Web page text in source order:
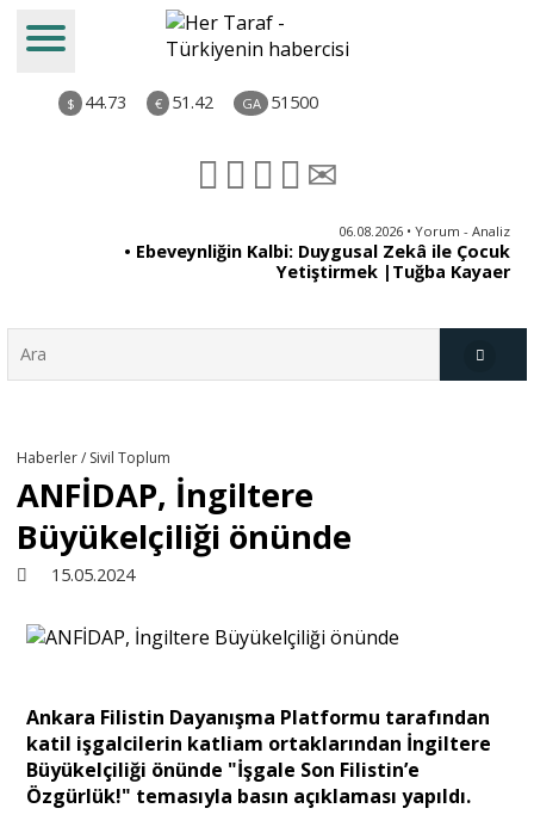
$ 44.73 € 51.42 GA 51500
06.08.2026 • Yorum - Analiz
• Ebeveynliğin Kalbi: Duygusal Zekâ ile Çocuk
Yetiştirmek |Tuğba Kayaer
Derkenar
Ekonomi
Haberler / Sivil Toplum
ANFİDAP, İngiltere
Büyükelçiliği önünde
15.05.2024
Ankara Filistin Dayanışma Platformu tarafından
katil işgalcilerin katliam ortaklarından İngiltere
Büyükelçiliği önünde "İşgale Son Filistin’e
Özgürlük!" temasıyla basın açıklaması yapıldı.